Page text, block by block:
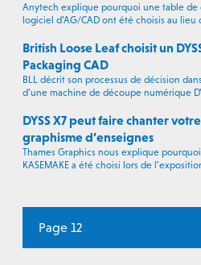
Anytech explique pourquoi une table
logiciel d’AG/CAD ont été choisis au lieu
British Loose Leaf choisit un
Packaging CAD
BLL décrit son processus de décision
d’une machine de découpe numérique
DYSS X7 peut faire chanter
graphisme d’enseignes
Thames Graphics nous explique
KASEMAKE a été choisi lors de
Page 12